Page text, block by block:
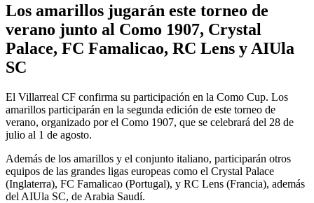
Los amarillos jugarán este torneo de
verano junto al Como 1907, Crystal
Palace, FC Famalicao, RC Lens y AIUla
SC
El Villarreal CF confirma su participación en la Como Cup. Los
amarillos participarán en la segunda edición de este torneo de
verano, organizado por el Como 1907, que se celebrará del 28 de
julio al 1 de agosto.
Además de los amarillos y el conjunto italiano, participarán otros
equipos de las grandes ligas europeas como el Crystal Palace
(Inglaterra), FC Famalicao (Portugal), y RC Lens (Francia), además
del AIUla SC, de Arabia Saudí.